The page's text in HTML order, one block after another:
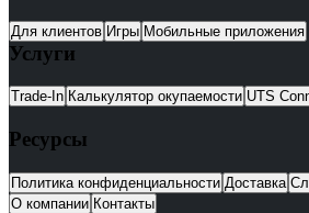
Для клиентов Игры Мобильные приложения
Услуги
Trade-In Калькулятор окупаемости UTS
Ресурсы
Политика конфиденциальности Доставка
О компании Контакты